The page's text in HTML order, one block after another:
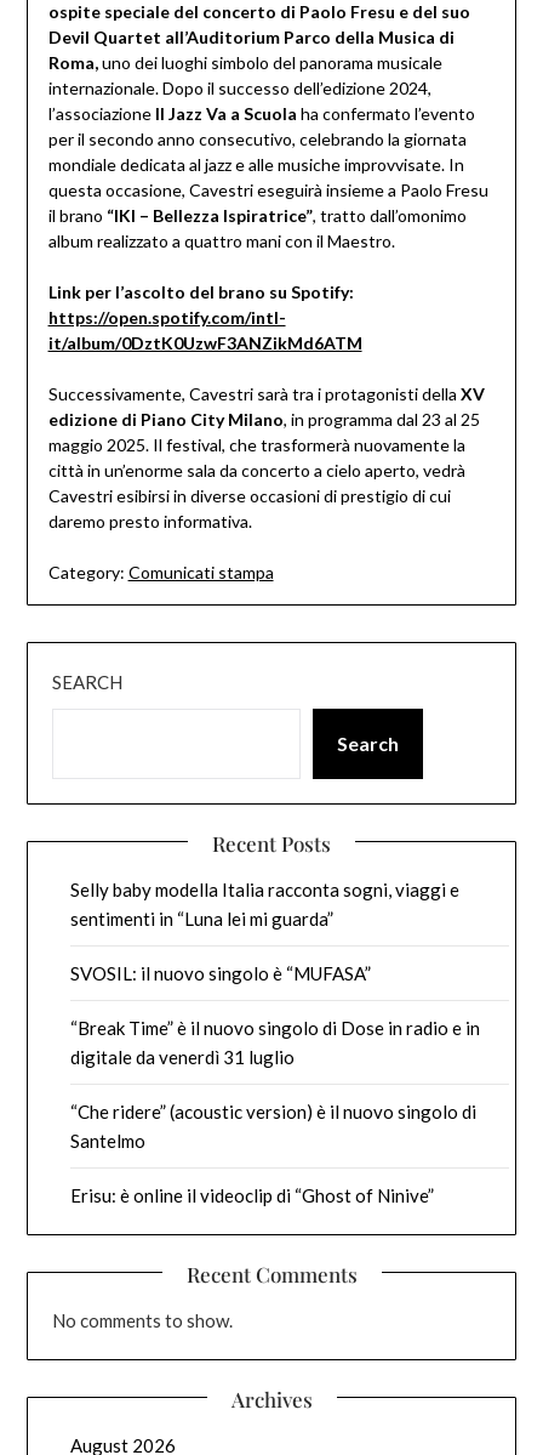
ospite speciale del concerto di Paolo Fresu e del suo
Devil Quartet all’Auditorium Parco della Musica di
Roma,uno dei luoghi simbolo del panorama musicale
internazionale. Dopo il successo dell’edizione 2024,
l’associazione Il Jazz Va a Scuola ha confermato l’evento
per il secondo anno consecutivo, celebrando la giornata
mondiale dedicata al jazz e alle musiche improvvisate. In
questa occasione, Cavestri eseguirà insieme a Paolo Fresu
il brano “IKI – Bellezza Ispiratrice”, tratto dall’omonimo
album realizzato a quattro mani con il Maestro.
Link per l’ascolto del brano su Spotify:
https://open.spotify.com/intl-
it/album/0DztK0UzwF3ANZikMd6ATM
Successivamente, Cavestri sarà tra i protagonisti della XV
edizione di Piano City Milano, in programma dal 23 al 25
maggio 2025. Il festival, che trasformerà nuovamente la
città in un’enorme sala da concerto a cielo aperto, vedrà
Cavestri esibirsi in diverse occasioni di prestigio di cui
daremo presto informativa.
Category: Comunicati stampa
SEARCH
Search
Recent Posts
Selly baby modella Italia racconta sogni, viaggi e
sentimenti in “Luna lei mi guarda”
SVOSIL: il nuovo singolo è “MUFASA”
“Break Time” è il nuovo singolo di Dose in radio e in
digitale da venerdì 31 luglio
“Che ridere” (acoustic version) è il nuovo singolo di
Santelmo
Erisu: è online il videoclip di “Ghost of Ninive”
Recent Comments
No comments to show.
Archives
August 2026